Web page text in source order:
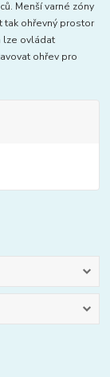
Menší varné zóny
tak ohřevný prostor
lze ovládat
ohřev pro